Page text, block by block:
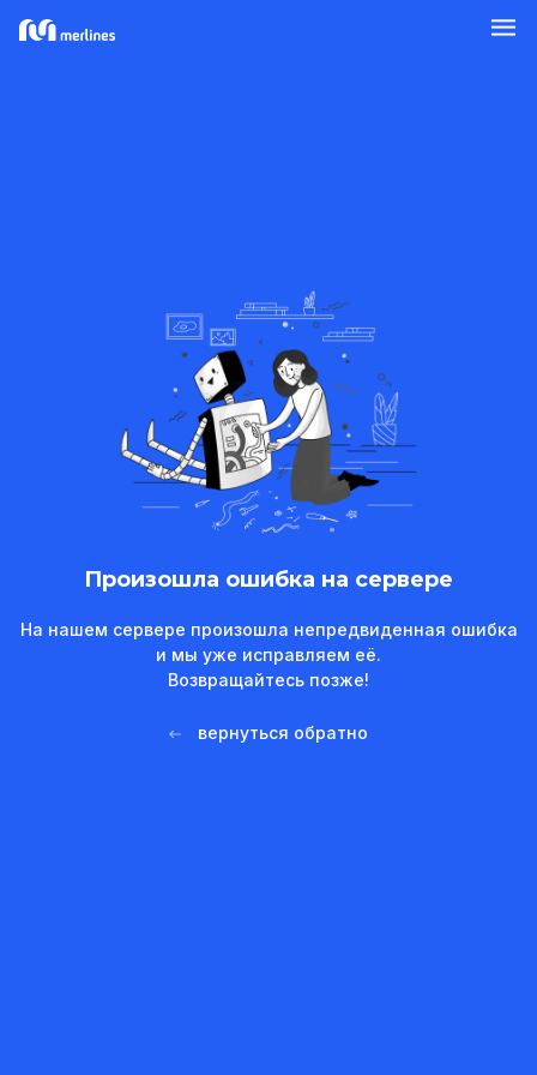
Произошла ошибка на сервере
На нашем сервере произошла непредвиденная ошибка
и мы уже исправляем её.
Возвращайтесь позже!
вернуться обратно